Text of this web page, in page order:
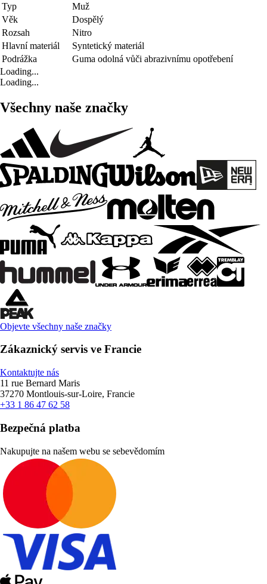
Typ
Muž
Věk
Dospělý
Rozsah
Nitro
Hlavní materiál
Syntetický materiál
Podrážka
Guma odolná vůči abrazivnímu opotřebení
Loading...
Loading...
Všechny naše značky
Objevte všechny naše značky
Zákaznický servis ve Francie
Kontaktujte nás
11 rue Bernard Maris
37270 Montlouis-sur-Loire, Francie
+33 1 86 47 62 58
Bezpečná platba
Nakupujte na našem webu se sebevědomím